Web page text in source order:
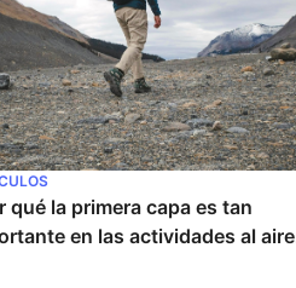
qué la primera capa es tan
en las actividades al aire